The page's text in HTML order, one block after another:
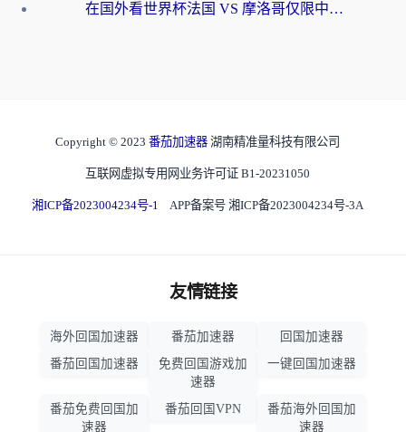
在国外看世界杯法国 VS 摩洛哥仅限中国大陆？海外党这样看中文解说赛事不卡顿
Copyright © 2023 番茄加速器 湖南精准量科技有限公司
互联网虚拟专用网业务许可证 B1-20231050
湘ICP备2023004234号-1 APP备案号 湘ICP备2023004234号-3A
友情链接
海外回国加速器 番茄加速器
回国加速器
番茄回国加速器
免费回国游戏加
速器
一键回国加速器
番茄免费回国加
速器
番茄回国VPN
番茄海外回国加
速器